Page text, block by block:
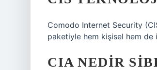
Comodo Internet Security
paketiyle hem kişisel hem
CIA NEDIR